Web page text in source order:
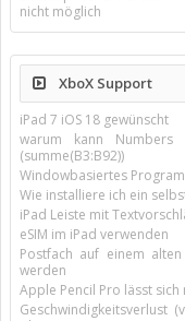
nicht möglich
XboX Support
iPad 7 iOS 18 gewünscht
warum kann Numbers
(summe(B3:B92))
Windowbasiertes
Wie installiere ich ein
iPad Leiste mit
eSIM im iPad verwenden
Postfach auf einem
werden
Apple Pencil Pro lässt sich
Geschwindigkeitsverlust